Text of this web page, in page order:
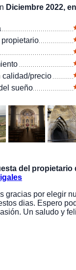
Diciembre 2022,
calidad/precio
sueño
del propietario
gracias por elegir
dias. Espero
Un saludo y